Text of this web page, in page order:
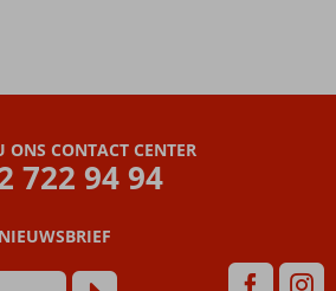
ONS CONTACT CENTER
722 94 94